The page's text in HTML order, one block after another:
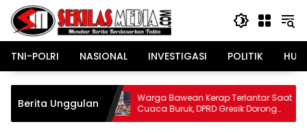
Langsung
konten
TNI-POLRI
NASIONAL INVESTIGASI POLITIK
Berita UnggulanWarga Bawean Kerap Terlantar Saat
Cuaca Buruk, DPRD Gresik Dorong
Penambahan Armada
Dini